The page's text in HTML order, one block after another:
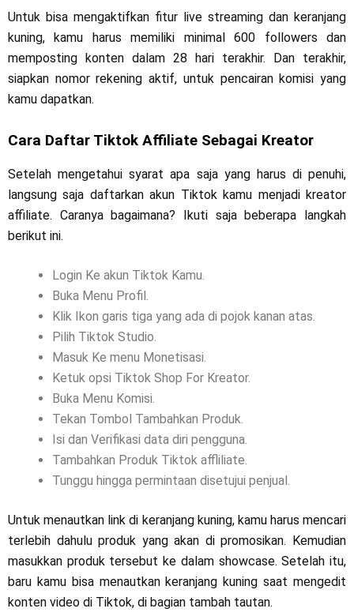
Untuk bisa mengaktifkan fitur live streaming dan keranjang
kuning, kamu harus memiliki minimal 600 followers dan
memposting konten dalam 28 hari terakhir. Dan terakhir,
siapkan nomor rekening aktif, untuk pencairan komisi yang
kamu dapatkan.
Cara Daftar Tiktok Affiliate Sebagai Kreator
Setelah mengetahui syarat apa saja yang harus di penuhi,
langsung saja daftarkan akun Tiktok kamu menjadi kreator
affiliate. Caranya bagaimana? Ikuti saja beberapa langkah
berikut ini.
Login Ke akun Tiktok Kamu.
Buka Menu Profil.
Klik Ikon garis tiga yang ada di pojok kanan atas.
Pilih Tiktok Studio.
Masuk Ke menu Monetisasi.
Ketuk opsi Tiktok Shop For Kreator.
Buka Menu Komisi.
Tekan Tombol Tambahkan Produk.
Isi dan Verifikasi data diri pengguna.
Tambahkan Produk Tiktok affliliate.
Tunggu hingga permintaan disetujui penjual.
Untuk menautkan link di keranjang kuning, kamu harus mencari
terlebih dahulu produk yang akan di promosikan. Kemudian
masukkan produk tersebut ke dalam showcase. Setelah itu,
baru kamu bisa menautkan keranjang kuning saat mengedit
konten video di Tiktok, di bagian tambah tautan.